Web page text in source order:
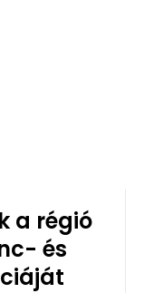
a régió
és